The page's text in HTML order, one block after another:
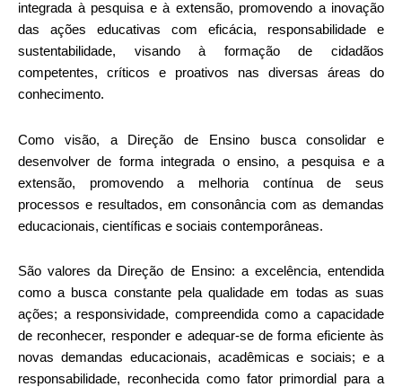
integrada à pesquisa e à extensão, promovendo a inovação
das ações educativas com eficácia, responsabilidade e
sustentabilidade, visando à formação de cidadãos
competentes, críticos e proativos nas diversas áreas do
conhecimento.
Como visão, a Direção de Ensino busca consolidar e
desenvolver de forma integrada o ensino, a pesquisa e a
extensão, promovendo a melhoria contínua de seus
processos e resultados, em consonância com as demandas
educacionais, científicas e sociais contemporâneas.
São valores da Direção de Ensino: a excelência, entendida
como a busca constante pela qualidade em todas as suas
ações; a responsividade, compreendida como a capacidade
de reconhecer, responder e adequar-se de forma eficiente às
novas demandas educacionais, acadêmicas e sociais; e a
responsabilidade, reconhecida como fator primordial para a